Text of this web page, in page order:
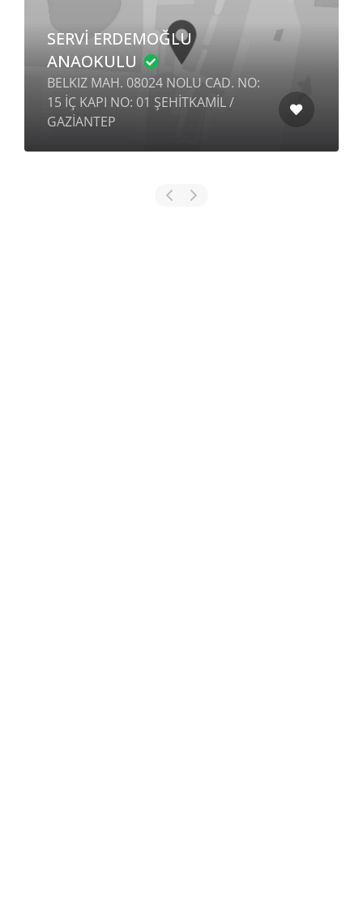
SERVİ ERDEMOĞLU
ANAOKULU
BELKIZ MAH. 08024 NOLU CAD. NO:
15 İÇ KAPI NO: 01 ŞEHİTKAMİL /
GAZİANTEP